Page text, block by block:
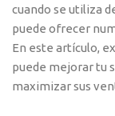
cuando se utiliza
puede ofrecer
En este artículo,
puede mejorar tu
maximizar sus